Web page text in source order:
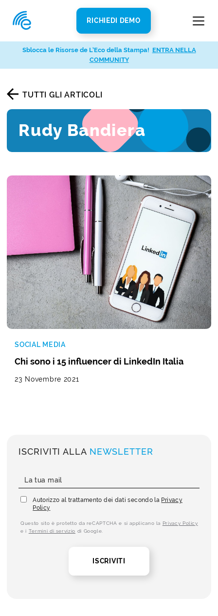
RICHIEDI DEMO
TUTTI GLI ARTICOLI
Rudy Bandiera
SOCIAL MEDIA
Chi sono i 15 influencer di LinkedIn Italia
23 Novembre 2021
ISCRIVITI ALLA NEWSLETTER
Autorizzo al trattamento dei dati secondo la Privacy
Policy
Questo sito è protetto da reCAPTCHA e si applicano la Privacy Policy
e i Termini di servizio di Google.
ISCRIVITI
Sblocca le Risorse de L’Eco della Stampa! ENTRA NELLA
COMMUNITY